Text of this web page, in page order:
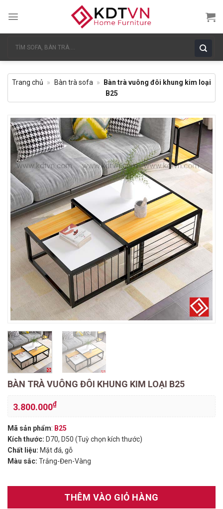
kiếm:
Trang chủ » Bàn trà sofa »
Bàn trà vuông đôi khung kim loại
B25
BÀN TRÀ VUÔNG ĐÔI KHUNG KIM LOẠI B25
3.800.000₫
Mã sản phẩm: B25
Kích thước: D70, D50 (Tuỳ chọn kích thước)
Chất liệu: Mặt đá, gỗ
Màu sắc: Trắng-Đen-Vàng
THÊM VÀO GIỎ HÀNG